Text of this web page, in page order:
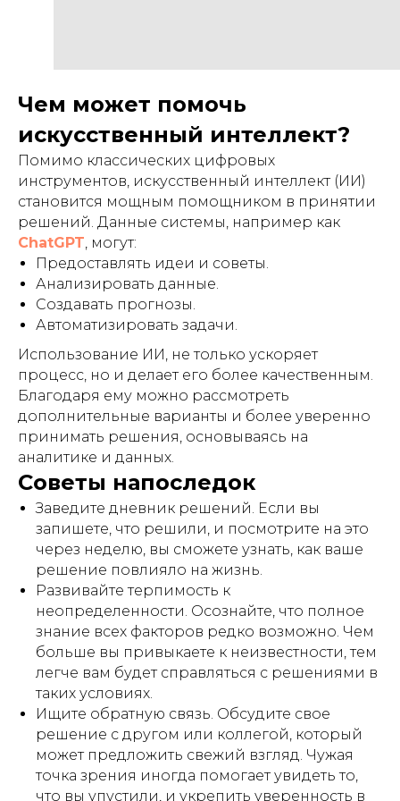
Чем может помочь
искусственный интеллект?
Помимо классических цифровых
инструментов, искусственный интеллект (ИИ)
становится мощным помощником в принятии
решений. Данные системы, например как
ChatGPT, могут:
Предоставлять идеи и советы.
Анализировать данные.
Создавать прогнозы.
Автоматизировать задачи.
Использование ИИ, не только ускоряет
процесс, но и делает его более качественным.
Благодаря ему можно рассмотреть
дополнительные варианты и более уверенно
принимать решения, основываясь на
аналитике и данных.
Советы напоследок
Заведите дневник решений. Если вы
запишете, что решили, и посмотрите на это
через неделю, вы сможете узнать, как ваше
решение повлияло на жизнь.
Развивайте терпимость к
неопределенности. Осознайте, что полное
знание всех факторов редко возможно. Чем
больше вы привыкаете к неизвестности, тем
легче вам будет справляться с решениями в
таких условиях.
Ищите обратную связь. Обсудите свое
решение с другом или коллегой, который
может предложить свежий взгляд. Чужая
точка зрения иногда помогает увидеть то,
что вы упустили, и укрепить уверенность в
Задать вопрос
Документы
сервисов и повышения удобства пользования сайтом.
Если вы не согласны на их использование, поменяйте
настройки браузера.
Остались вопросы?
Напишите нам!
Санкт-Петербург г, ул. Чапаева, д. 3, литера Б,
этаж 5, пом. 12Н, 197046
1117847434550
Образовательные услуги оказываются ООО «ИНВЕСТ
ПОРТАЛ» на основании Лицензии №Л035-01271-
78/00675461 от 4 сентября 2023 года.
Образовательные услуги оказываются в соответствии с
Федеральным законом от 04.05.2011 № 99-ФЗ «О
лицензировании отдельных видов деятельности».
Стать партнером